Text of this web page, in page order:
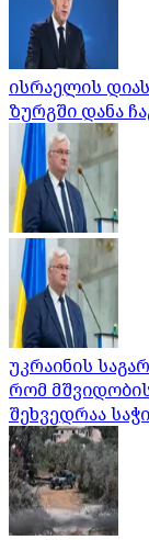
ისრაელის
ზურგში დანა
უკრაინის
რომ
შეხვედრაა